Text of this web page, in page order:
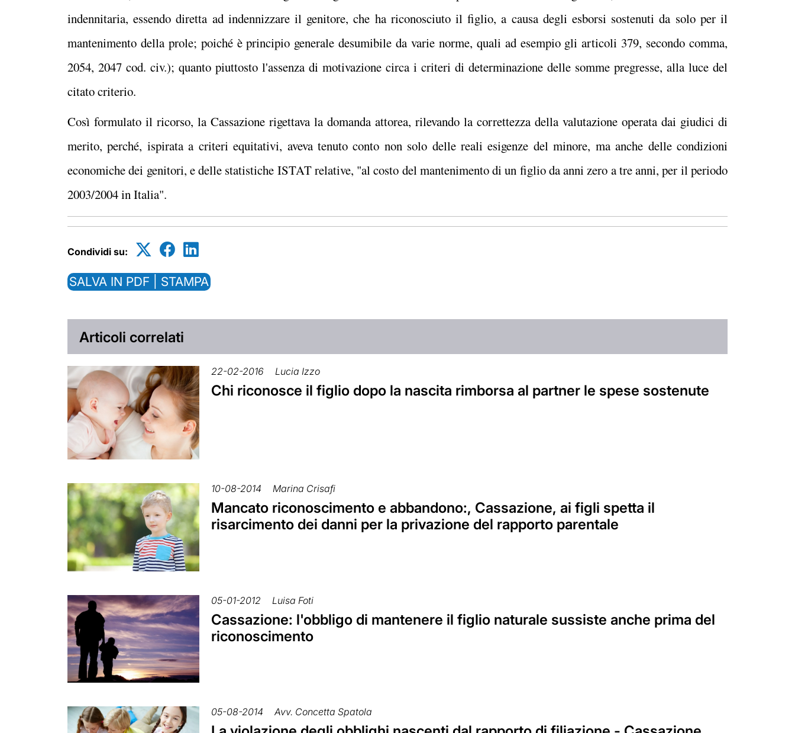
indennitaria, essendo diretta ad indennizzare il genitore, che ha riconosciuto il figlio, a causa degli esborsi sostenuti da solo per il
mantenimento della prole; poiché è principio generale desumibile da varie norme, quali ad esempio gli articoli 379, secondo comma,
2054, 2047 cod. civ.); quanto piuttosto l'assenza di motivazione circa i criteri di determinazione delle somme pregresse, alla luce del
citato criterio.
Così formulato il ricorso, la Cassazione rigettava la domanda attorea, rilevando la correttezza della valutazione operata dai giudici di
merito, perché, ispirata a criteri equitativi, aveva tenuto conto non solo delle reali esigenze del minore, ma anche delle condizioni
economiche dei genitori, e delle statistiche ISTAT relative, "al costo del mantenimento di un figlio da anni zero a tre anni, per il periodo
2003/2004 in Italia".
Condividi su:
SALVA IN PDF | STAMPA
Articoli correlati
22-02-2016 Lucia Izzo
Chi riconosce il figlio dopo la nascita rimborsa al partner le spese sostenute
10-08-2014 Marina Crisafi
Mancato riconoscimento e abbandono:, Cassazione, ai figli spetta il
risarcimento dei danni per la privazione del rapporto parentale
05-01-2012 Luisa Foti
Cassazione: l'obbligo di mantenere il figlio naturale sussiste anche prima del
riconoscimento
05-08-2014 Avv. Concetta Spatola